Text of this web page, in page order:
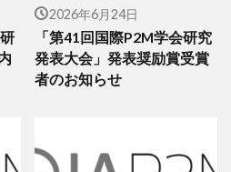
2026年6月24日
「第41回国際P2M学会研究
発表大会」発表奨励賞受賞
者のお知らせ